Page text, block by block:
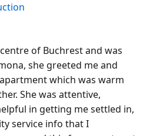
of Buchrest and was
she greeted me and
which was warm
She was attentive,
in getting me settled in,
service info that I